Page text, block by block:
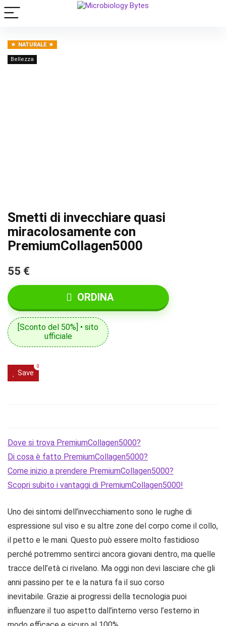
NATURALE
Bellezza
Smetti di invecchiare quasi
miracolosamente con
PremiumCollagen5000
55 €
ORDINA
[Sconto del 50%] • sito
ufficiale
Save
0
Dove si trova PremiumCollagen5000?
Di cosa è fatto PremiumCollagen5000?
Come inizio a prendere PremiumCollagen5000?
Scopri subito i vantaggi di PremiumCollagen5000!
Uno dei sintomi dell’invecchiamento sono le rughe di
espressione sul viso e su altre zone del corpo come il collo,
il petto e le mani. Questo può essere molto fastidioso
perché potremmo sentirci ancora giovani dentro, ma quelle
tracce dell’età ci rivelano. Ma oggi non devi lasciare che gli
anni passino per te e la natura fa il suo corso
inevitabile. Grazie ai progressi della tecnologia puoi
influenzare il tuo aspetto dall’interno verso l’esterno in